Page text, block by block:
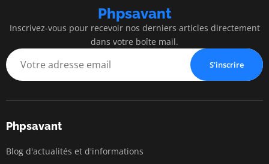
Phpsavant
Inscrivez-vous pour recevoir nos derniers articles directement
dans votre boîte mail.
S'inscrire
Phpsavant
Blog d'actualités et d'informations